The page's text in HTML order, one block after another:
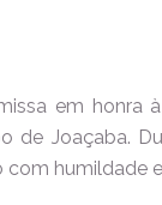
em honra
de Joaçaba.
com humildade